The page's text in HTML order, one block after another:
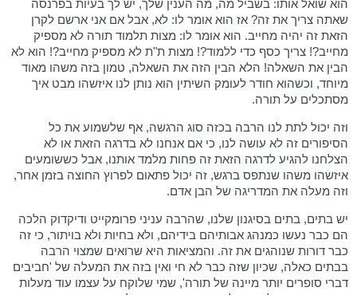
הוא שואל אותו: בשביל מה, מה הענין שלך, יש לך בעיות בפרנסה
שאתה צריך את זה? אז הוא אומר לו: לא, אבל אם אני ארשם לקרן
הזאת זה יהיה מחייב. הוא אומר לו: מצות תלמוד תורה לא מספיק
מחייב?! צריך כסף כדי ללמוד?! מצות ת"ת לא מספיק מחייב?! הוא לא
הבין את השאלה! הלא הבין הזה את השאלה, טמון בזה משהו מאוד
מיוחד, וכשהוא חודר לעומק השיתין הוא נותן לנו איזשהו מבט איך
מסתכלים על תורה.
וזה יכול לתת לנו הרבה בכזה סוג הרגשה, אף שלשמוע את כל
הסיפורים זה לא עושה לנו, כי אם אנחנו לא בדרגה הזאת או לא
הצלחנו להגיע לדרגה הזאת זה פחות מלמד אותנו, אבל כששומעים
איזשהו משהו שנתפס ברגש, זה יכול פתאום לפרוץ החוצה בזמן אחר,
וזה מעלה את המדריגה של הבן אדם.
יש בתים, בתים בסיגנון שלנו, שהרבה עניני פרומקייט ודיקדוק הלכה
הם כבר נעשו כמנהג אבותיהם בידיהם, ולא בחיות ולא בויתור, כי זה
כבר דורות שנוהגים את זה. והמציאות היא שרואים שמצוי הרבה
בבתים כאלה, שכיון שזה כבר לא חי ואין בזה את המעלה של 'חביבים
דברי סופרים יותר מיינה של תורה', שמי שלוקח על עצמו עוד מעלות